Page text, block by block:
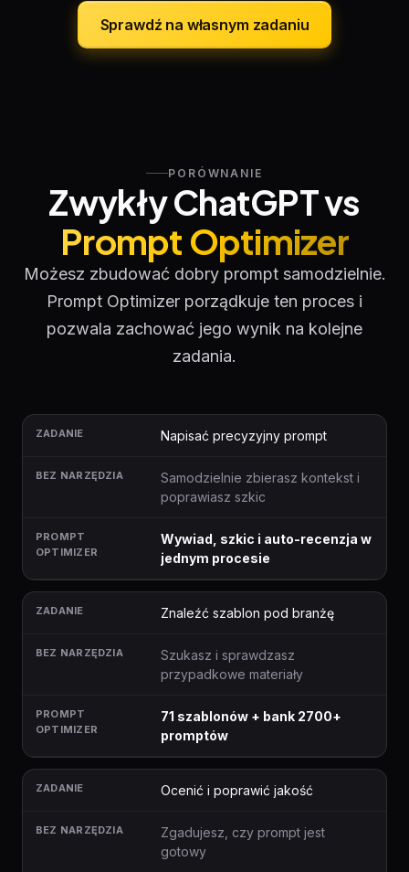
Sprawdź na własnym zadaniu
PORÓWNANIE
Zwykły ChatGPT vs
Prompt Optimizer
Możesz zbudować dobry prompt samodzielnie.
Prompt Optimizer porządkuje ten proces i
pozwala zachować jego wynik na kolejne
zadania.
Napisać precyzyjny prompt
Samodzielnie zbierasz kontekst i
poprawiasz szkic
Wywiad, szkic i auto-recenzja w
jednym procesie
Znaleźć szablon pod branżę
Szukasz i sprawdzasz
przypadkowe materiały
71 szablonów + bank 2700+
promptów
Ocenić i poprawić jakość
Zgadujesz, czy prompt jest
gotowy